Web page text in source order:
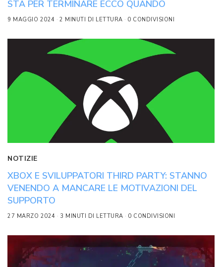
STA PER TERMINARE ECCO QUANDO
9 MAGGIO 2024 2 MINUTI DI LETTURA 0 CONDIVISIONI
NOTIZIE
XBOX E SVILUPPATORI THIRD PARTY: STANNO
VENENDO A MANCARE LE MOTIVAZIONI DEL
SUPPORTO
27 MARZO 2024 3 MINUTI DI LETTURA 0 CONDIVISIONI